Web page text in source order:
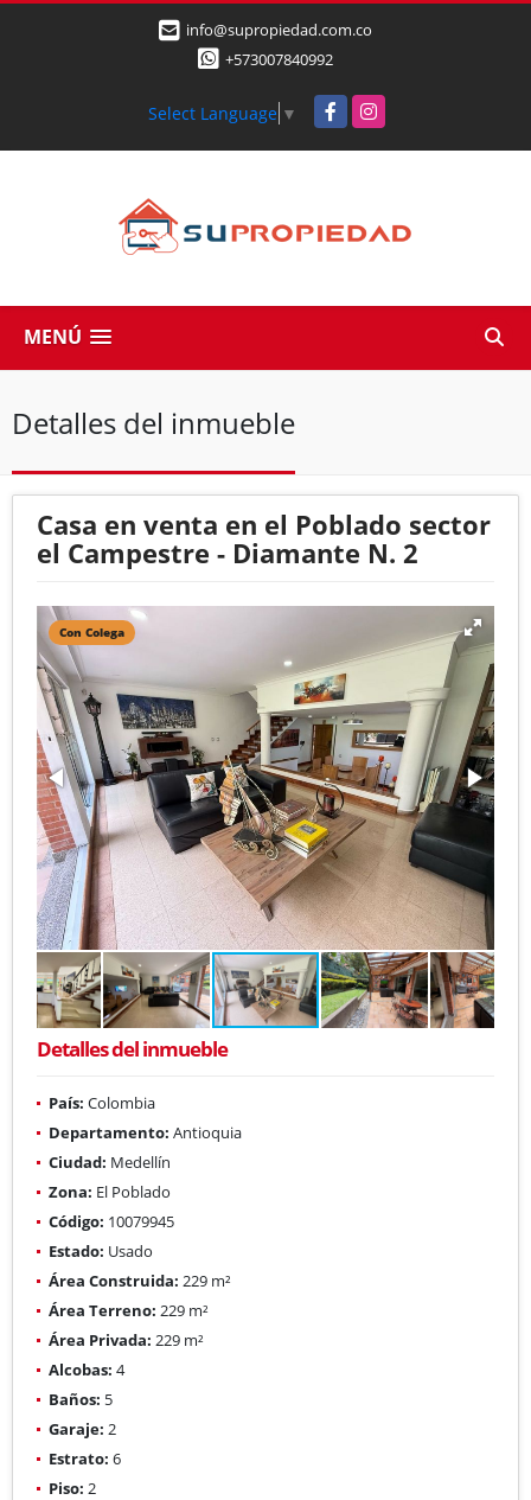
info@supropiedad.com.co
+573007840992
Select Language ▼ FacebookInstagram
MENÚ
Detalles del inmueble
Casa en venta en el Poblado sector
el Campestre - Diamante N. 2
Con Colega
Detalles del inmueble
País: Colombia
Departamento: Antioquia
Ciudad: Medellín
Zona: El Poblado
Código: 10079945
Estado: Usado
Área Construida: 229 m²
Área Terreno: 229 m²
Área Privada: 229 m²
Alcobas: 4
Baños: 5
Garaje: 2
Estrato: 6
Piso: 2